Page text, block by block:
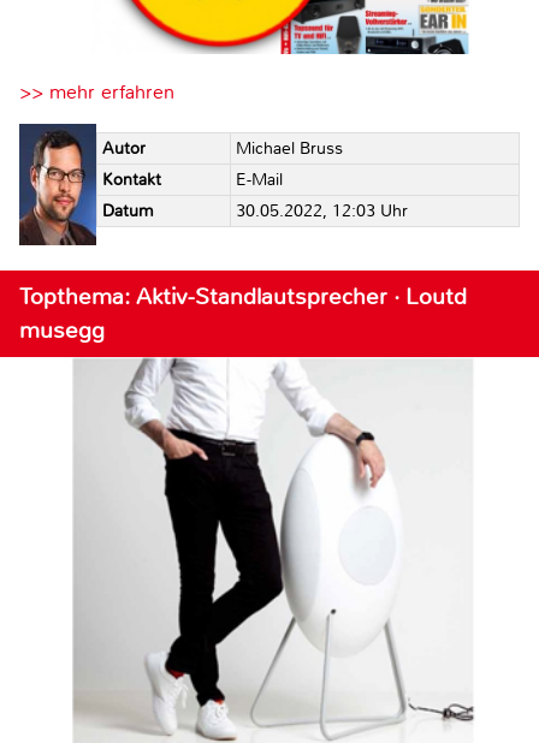
>> mehr erfahren
Autor
Michael Bruss
Kontakt
E-Mail
Datum
30.05.2022, 12:03 Uhr
Topthema: Aktiv-Standlautsprecher · Loutd
musegg